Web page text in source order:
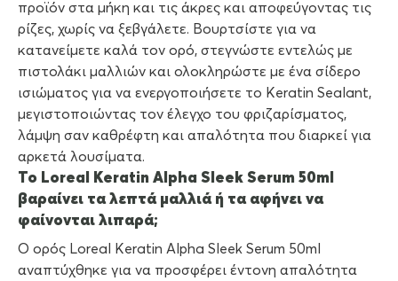
προϊόν στα μήκη και τις άκρες και αποφεύγοντας τις
ρίζες, χωρίς να ξεβγάλετε. Βουρτσίστε για να
κατανείμετε καλά τον ορό, στεγνώστε εντελώς με
πιστολάκι μαλλιών και ολοκληρώστε με ένα σίδερο
ισιώματος για να ενεργοποιήσετε το Keratin Sealant,
μεγιστοποιώντας τον έλεγχο του φριζαρίσματος,
λάμψη σαν καθρέφτη και απαλότητα που διαρκεί για
αρκετά λουσίματα.
Το Loreal Keratin Alpha Sleek Serum 50ml
βαραίνει τα λεπτά μαλλιά ή τα αφήνει να
φαίνονται λιπαρά;
Ο ορός Loreal Keratin Alpha Sleek Serum 50ml
αναπτύχθηκε για να προσφέρει έντονη απαλότητα